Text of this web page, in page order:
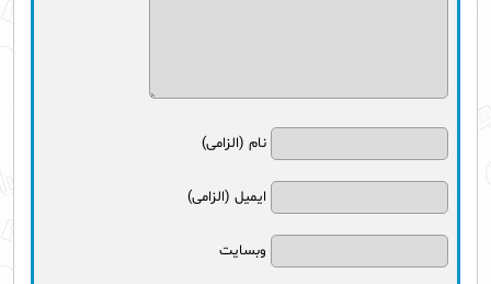
نام (الزامی)
ایمیل (الزامی)
وبسایت